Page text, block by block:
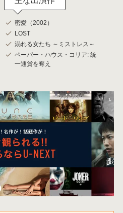
密愛（2002）
LOST
溺れる女たち ～ミストレス～
ペーパー・ハウス・コリア: 統
一通貨を奪え